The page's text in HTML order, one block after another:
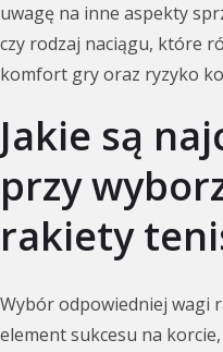
uwagę na inne aspekty
czy rodzaj naciągu, które
komfort gry oraz ryzyko
Jakie są
przy
rakiety
Wybór odpowiedniej wagi
element sukcesu na